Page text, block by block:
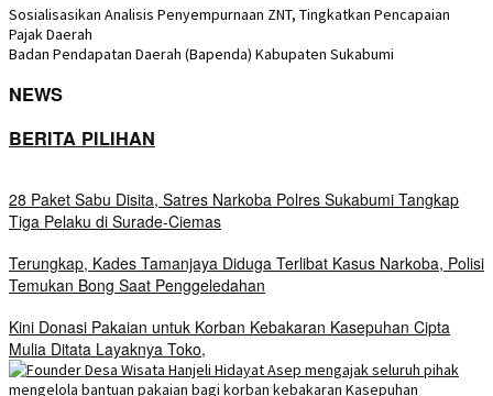
Sosialisasikan Analisis Penyempurnaan ZNT, Tingkatkan Pencapaian
Pajak Daerah
Badan Pendapatan Daerah (Bapenda) Kabupaten Sukabumi
NEWS
BERITA PILIHAN
28 Paket Sabu Disita, Satres Narkoba Polres Sukabumi Tangkap
Tiga Pelaku di Surade-Ciemas
Terungkap, Kades Tamanjaya Diduga Terlibat Kasus Narkoba, Polisi
Temukan Bong Saat Penggeledahan
Kini Donasi Pakaian untuk Korban Kebakaran Kasepuhan Cipta
Mulia Ditata Layaknya Toko,